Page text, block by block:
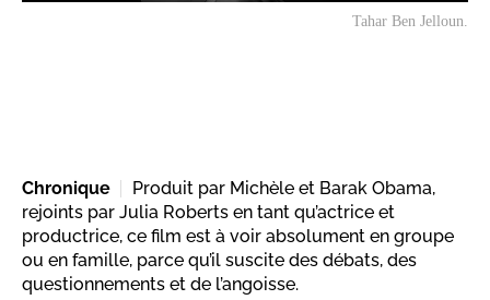
Tahar Ben Jelloun.
Chronique
Produit par Michèle et Barak Obama,
rejoints par Julia Roberts en tant qu’actrice et
productrice, ce film est à voir absolument en groupe
ou en famille, parce qu’il suscite des débats, des
questionnements et de l’angoisse.